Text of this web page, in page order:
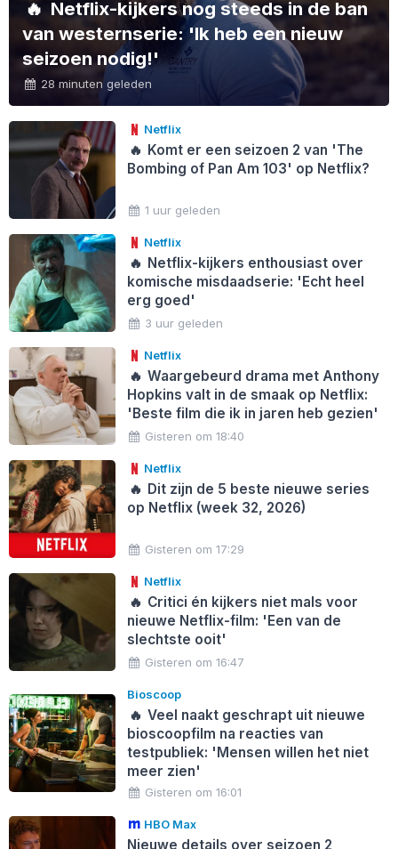
🔥 Netflix-kijkers nog steeds in de ban
van westernserie: 'Ik heb een nieuw
seizoen nodig!'
28 minuten geleden
Netflix
🔥 Komt er een seizoen 2 van 'The
Bombing of Pan Am 103' op Netflix?
1 uur geleden
Netflix
🔥 Netflix-kijkers enthousiast over
komische misdaadserie: 'Echt heel
erg goed'
3 uur geleden
Netflix
🔥 Waargebeurd drama met Anthony
Hopkins valt in de smaak op Netflix:
'Beste film die ik in jaren heb gezien'
Gisteren om 18:40
Netflix
🔥 Dit zijn de 5 beste nieuwe series
op Netflix (week 32, 2026)
Gisteren om 17:29
Netflix
🔥 Critici én kijkers niet mals voor
nieuwe Netflix-film: 'Een van de
slechtste ooit'
Gisteren om 16:47
Bioscoop
🔥 Veel naakt geschrapt uit nieuwe
bioscoopfilm na reacties van
testpubliek: 'Mensen willen het niet
meer zien'
Gisteren om 16:01
HBO Max
Nieuwe details over seizoen 2